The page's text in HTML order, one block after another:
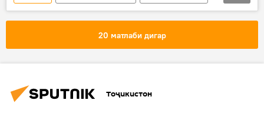
орден
медал
20 матлаби дигар
Тоҷикистон